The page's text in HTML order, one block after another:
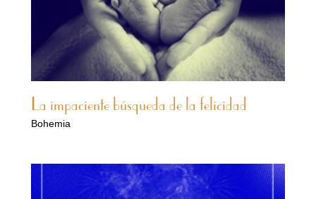
La impaciente búsqueda de la felicidad
Bohemia